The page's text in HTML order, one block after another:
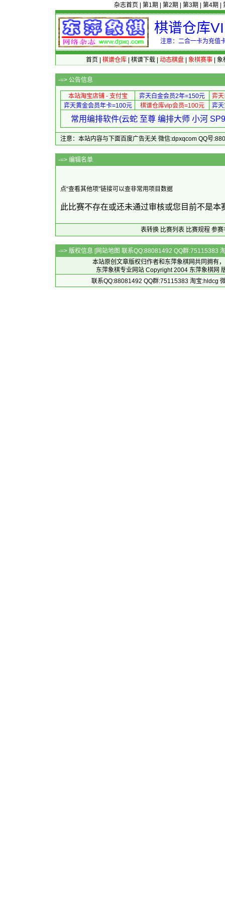
杂志首页 第1期 第2期 第3期 第4期
棋谱仓库
注意：二合一卡为充值
首页 棋谱仓库| 棋谱下载| 动态棋盘| 象棋赛事| 象
-=> 公告信息
本站淘宝店铺 - 支付宝 弈天白金会员2年=150元
弈
弈天黄金会员年卡=100元
棋谱仓库vip会员=100元 弈
常用编排软件(云蛇 至尊 编排大师 小河
注意：本站内容与下面百度广告无关 微信:dpxqcom QQ号
-=> 编
点“查看其他项”链接可以查非常用项目数据
此比赛不存在或还未通过审核或您目前不是
表转换 比赛列表 比赛规程 参赛
-=> 版权信息 [网站地图 联系QQ:88081492 QQ群:75115383
本站原创文章版权归作者和 东萍象棋网共同拥有
东萍象棋专业网站 Copyright 2004 东萍象棋网
联系QQ:88081492 QQ群:75115383 淘宝:hldcg